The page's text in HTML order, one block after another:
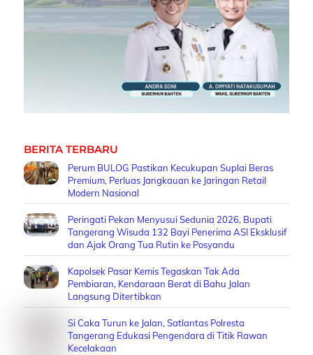
BERITA TERBARU
Perum BULOG Pastikan Kecukupan Suplai Beras
Premium, Perluas Jangkauan ke Jaringan Retail
Modern Nasional
Peringati Pekan Menyusui Sedunia 2026, Bupati
Tangerang Wisuda 132 Bayi Penerima ASI Eksklusif
dan Ajak Orang Tua Rutin ke Posyandu
Kapolsek Pasar Kemis Tegaskan Tak Ada
Pembiaran, Kendaraan Berat di Bahu Jalan
Langsung Ditertibkan
Si Caka Turun ke Jalan, Satlantas Polresta
Tangerang Edukasi Pengendara di Titik Rawan
Kecelakaan